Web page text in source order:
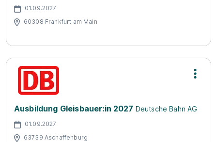
01.09.2027
60308 Frankfurt am Main
Ausbildung Gleisbauer:in 2027 Deutsche Bahn AG
01.09.2027
63739 Aschaffenburg